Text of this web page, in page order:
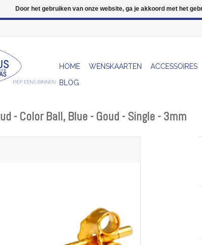
HOME WENSKAARTEN ACCESSOIRES
BLOG
- Color Ball, Blue - Goud - Single - 3mm
Door het gebruiken van onze website, ga je akkoord met het
Wij zijn